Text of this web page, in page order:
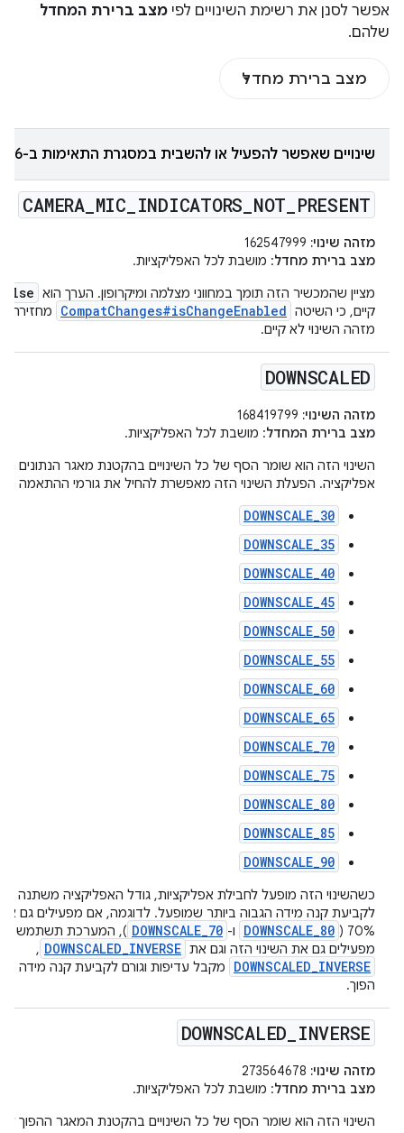
אפשר לסנן את רשימת השינויים לפי מצב ברירת המחדל
שלהם.
מצב ברירת מחדל
שינויים שאפשר להפעיל או להשבית במסגרת התאימות ב-Android 16
CAMERA_ MIC INDICATORS NOT PRESENT
מזהה שינוי:
מצב ברירת מחדל: מושבת לכל האפליקציות.
מציין שהמכשיר הזה תומך במחווני מצלמה ומיקרופון. הערך הוא
קיים, כי השיטה CompatChanges#isChangeEnabled מחזירה
מזהה השינוי לא קיים.
DOWNSCALED
מזהה השינוי:
מצב ברירת המחדל: מושבת לכל האפליקציות.
השינוי הזה הוא שומר הסף של כל השינויים בהקטנת מאגר הנתונים
אפליקציה. הפעלת השינוי הזה מאפשרת להחיל את גורמי ההתאמה
DOWNSCALE_30
DOWNSCALE_35
DOWNSCALE_40
DOWNSCALE_45
DOWNSCALE_50
DOWNSCALE_55
DOWNSCALE_60
DOWNSCALE_65
DOWNSCALE_70
DOWNSCALE_75
DOWNSCALE_80
DOWNSCALE_85
DOWNSCALE_90
כשהשינוי הזה מופעל לחבילת אפליקציות, גודל האפליקציה משתנה
70% (
DOWNSCALE_80 ו- DOWNSCALE_70
מפעילים גם את השינוי הזה וגם את DOWNSCALED_INVERSE
,
DOWNSCALED_INVERSE
מקבל עדיפות וגורם לקביעת קנה מידה
הפוך.
DOWNSCALED INVERSE
מזהה שינוי:
מצב ברירת מחדל: מושבת לכל האפליקציות.
השינוי הזה הוא שומר הסף של כל השינויים בהקטנת המאגר ההפוך